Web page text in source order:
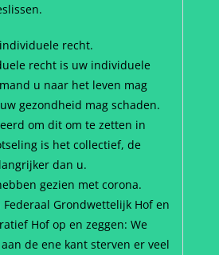
recht.
recht is uw individuele
u naar het leven mag
gezondheid mag schaden.
om dit om te zetten in
is het collectief, de
dan u.
gezien met corona.
Grondwettelijk Hof en
Hof op en zeggen: We
de ene kant sterven er veel